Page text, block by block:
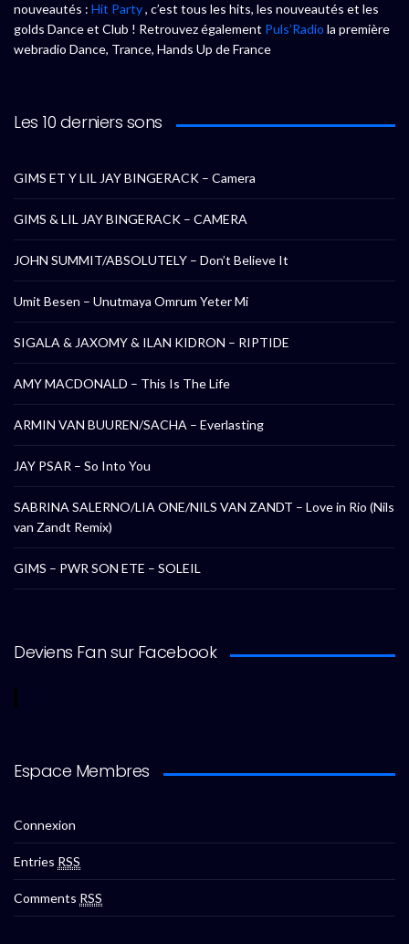
nouveautés : Hit Party, c’est tous les hits, les nouveautés et les
golds Dance et Club ! Retrouvez également Puls’Radio la première
webradio Dance, Trance, Hands Up de France
Les 10 derniers sons
GIMS ET Y LIL JAY BINGERACK – Camera
GIMS & LIL JAY BINGERACK – CAMERA
JOHN SUMMIT/ABSOLUTELY – Don’t Believe It
Umit Besen – Unutmaya Omrum Yeter Mi
SIGALA & JAXOMY & ILAN KIDRON – RIPTIDE
AMY MACDONALD – This Is The Life
ARMIN VAN BUUREN/SACHA – Everlasting
JAY PSAR – So Into You
SABRINA SALERNO/LIA ONE/NILS VAN ZANDT – Love in Rio (Nils
van Zandt Remix)
GIMS – PWR SON ETE – SOLEIL
Deviens Fan sur Facebook
Espace Membres
Connexion
Entries RSS
Comments RSS